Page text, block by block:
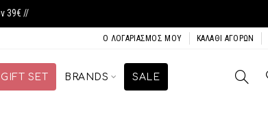
39€ //
Ο ΛΟΓΑΡΙΑΣΜΌΣ ΜΟΥ ΚΑΛΆΘΙ ΑΓΟΡΏΝ
GIFT SET BRANDS SALE